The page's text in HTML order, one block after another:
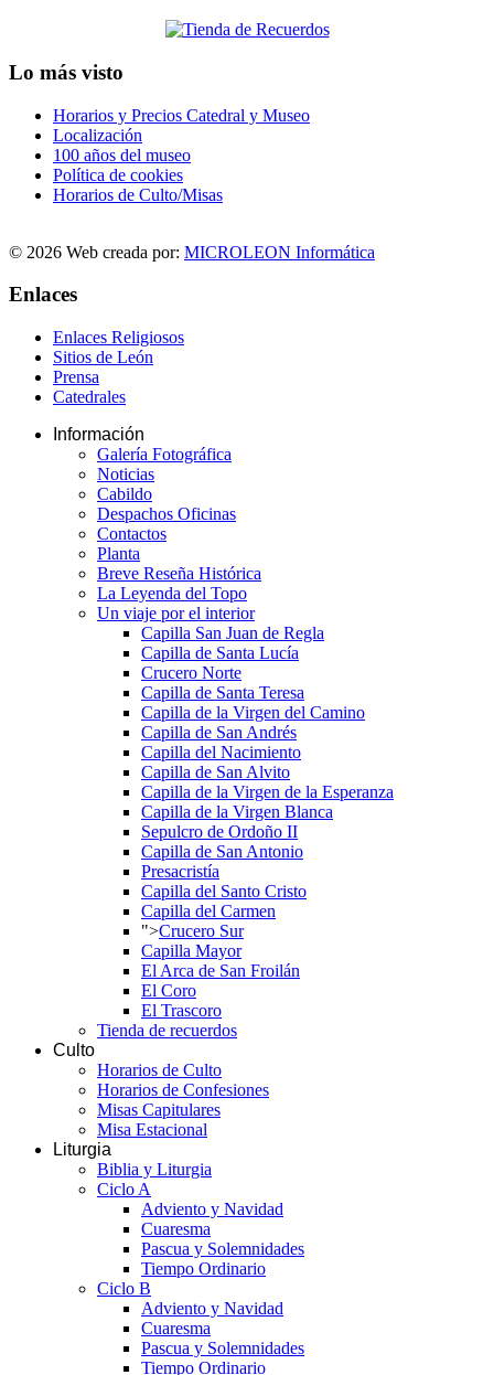
Lo más visto
Horarios y Precios Catedral y Museo
Localización
100 años del museo
Política de cookies
Horarios de Culto/Misas
© 2026 Web creada por: MICROLEON Informática
Enlaces
Enlaces Religiosos
Sitios de León
Prensa
Catedrales
Información
Galería Fotográfica
Noticias
Cabildo
Despachos Oficinas
Contactos
Planta
Breve Reseña Histórica
La Leyenda del Topo
Un viaje por el interior
Capilla San Juan de Regla
Capilla de Santa Lucía
Crucero Norte
Capilla de Santa Teresa
Capilla de la Virgen del Camino
Capilla de San Andrés
Capilla del Nacimiento
Capilla de San Alvito
Capilla de la Virgen de la Esperanza
Capilla de la Virgen Blanca
Sepulcro de Ordoño II
Capilla de San Antonio
Presacristía
Capilla del Santo Cristo
Capilla del Carmen
">Crucero Sur
Capilla Mayor
El Arca de San Froilán
El Coro
El Trascoro
Tienda de recuerdos
Culto
Horarios de Culto
Horarios de Confesiones
Misas Capitulares
Misa Estacional
Liturgia
Biblia y Liturgia
Ciclo A
Adviento y Navidad
Cuaresma
Pascua y Solemnidades
Tiempo Ordinario
Ciclo B
Adviento y Navidad
Cuaresma
Pascua y Solemnidades
Tiempo Ordinario